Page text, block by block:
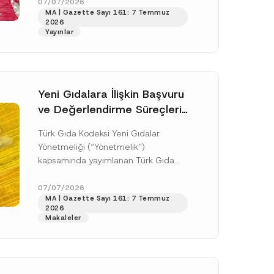
[Devamını Oku]
MA | Gazette Sayı 161: 7 Temmuz
2026
Yayınlar
Yeni Gıdalara İlişkin Başvuru
ve Değerlendirme Süreçleri
Türk Gıda Kodeksi Yeni Gıdalar
Yönetmeliği (“Yönetmelik”)
kapsamında yayımlanan Türk Gıda
Uygulama Tebliği (“Tebliğ”) ile yeni
gıdalara ve diğer...[Devamını Oku]
07/07/2026
MA | Gazette Sayı 161: 7 Temmuz
2026
Makaleler
izin veriyorum.